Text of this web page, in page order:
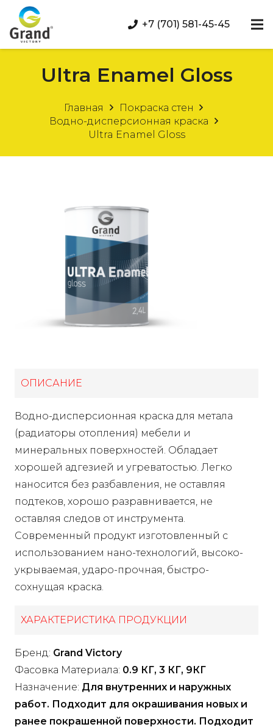
+7 (701) 581-45-45
Ultra Enamel Gloss
Главная
Покраска стен
Водно-дисперсионная краска
Ultra Enamel Gloss
ОПИСАНИЕ
Водно-дисперсионная краска для метала
(радиаторы отопления) мебели и
минеральных поверхностей. Обладает
хорошей адгезией и угреватостью. Легко
наносится без разбавления, не оставляя
подтеков, хорошо разравнивается, не
оставляя следов от инструмента.
Современный продукт изготовленный с
использованием нано-технологий, высоко-
укрываемая, ударо-прочная, быстро-
сохнущая краска.
ХАРАКТЕРИСТИКА ПРОДУКЦИИ
Бренд: Grand Victory
Фасовка Материала: 0.9 КГ, 3 КГ, 9КГ
Назначение: Для внутренних и наружных
работ. Подходит для окрашивания новых и
ранее покрашенной поверхности. Подходит